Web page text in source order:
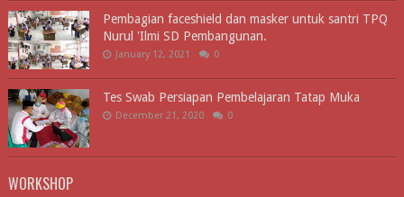
Pembagian faceshield dan masker untuk santri TPQ
Nurul 'Ilmi SD Pembangunan.
January 12, 2021 0
Tes Swab Persiapan Pembelajaran Tatap Muka
December 21, 2020 0
WORKSHOP